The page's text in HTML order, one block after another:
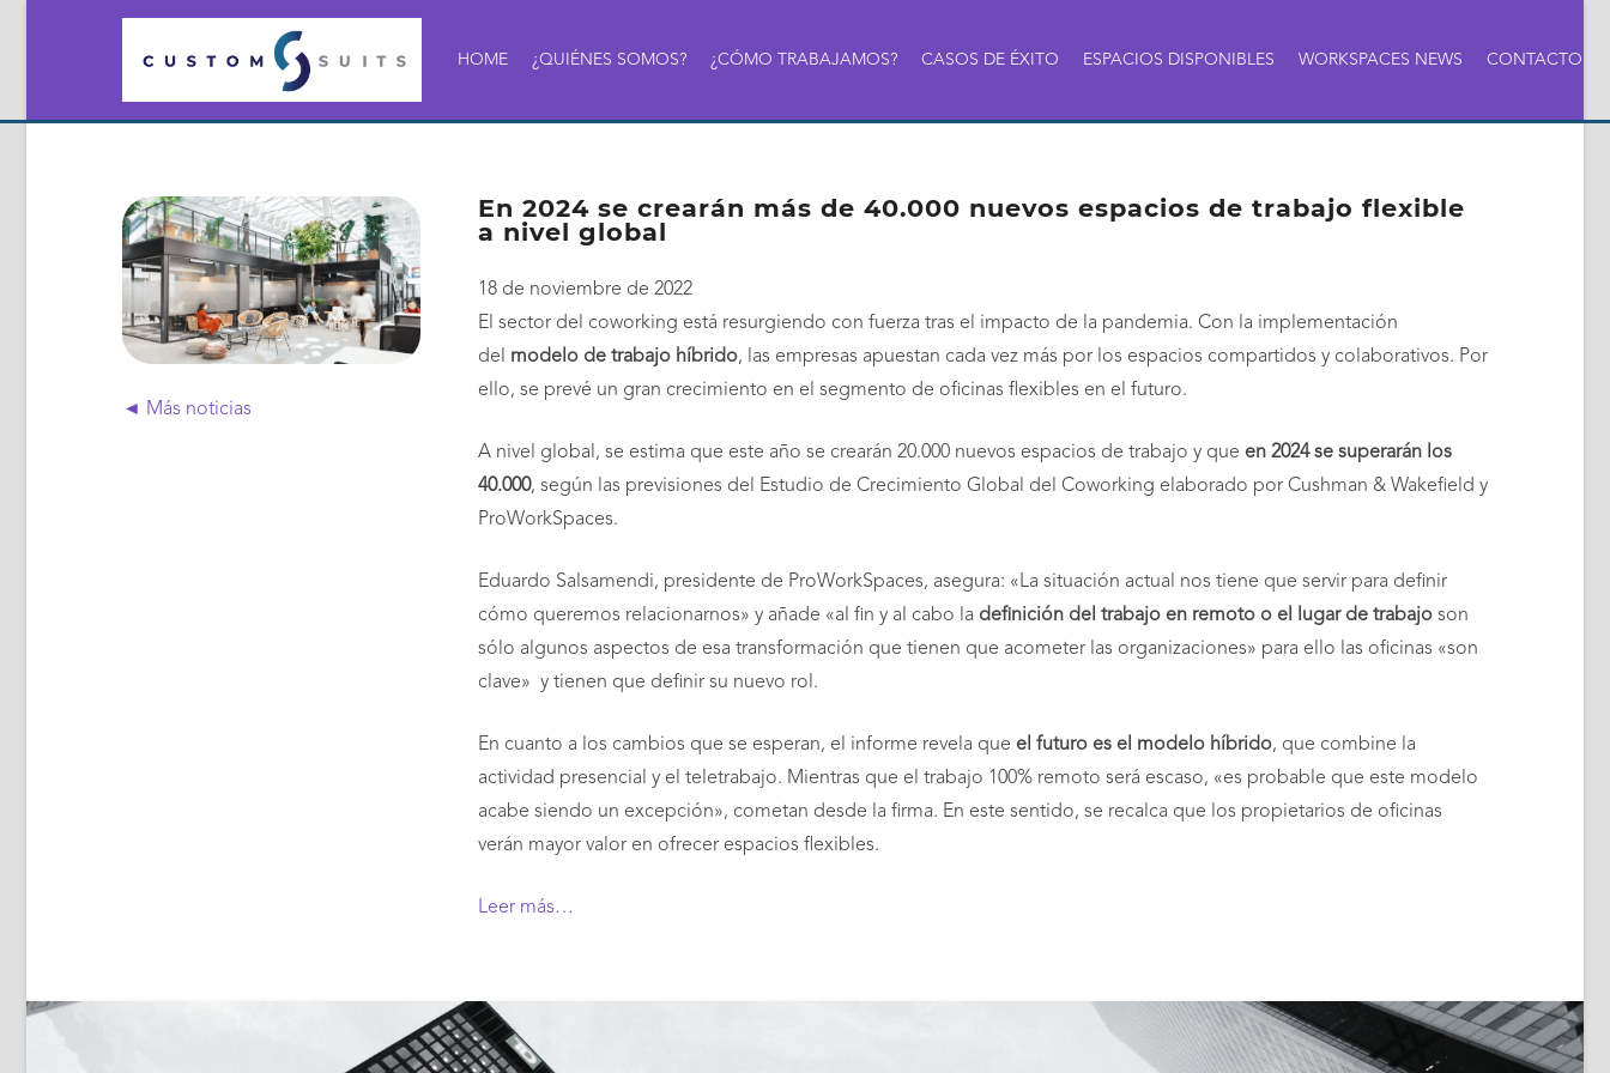
HOME ¿QUIÉNES SOMOS? ¿CÓMO TRABAJAMOS? CASOS DE ÉXITO ESPACIOS DISPONIBLES WORKSPACES NEWS CONTACTO
◄ Más noticias
En 2024 se crearán más de 40.000 nuevos espacios de trabajo flexible
a nivel global
18 de noviembre de 2022
El sector del coworking está resurgiendo con fuerza tras el impacto de la pandemia. Con la implementación
del modelo de trabajo híbrido, las empresas apuestan cada vez más por los espacios compartidos y colaborativos. Por
ello, se prevé un gran crecimiento en el segmento de oficinas flexibles en el futuro.
A nivel global, se estima que este año se crearán 20.000 nuevos espacios de trabajo y que en 2024 se superarán los
40.000, según las previsiones del Estudio de Crecimiento Global del Coworking elaborado por Cushman & Wakefield y
ProWorkSpaces.
Eduardo Salsamendi, presidente de ProWorkSpaces, asegura: «La situación actual nos tiene que servir para definir
cómo queremos relacionarnos» y añade «al fin y al cabo la definición del trabajo en remoto o el lugar de trabajo son
sólo algunos aspectos de esa transformación que tienen que acometer las organizaciones» para ello las oficinas «son
clave» y tienen que definir su nuevo rol.
En cuanto a los cambios que se esperan, el informe revela que el futuro es el modelo híbrido, que combine la
actividad presencial y el teletrabajo. Mientras que el trabajo 100% remoto será escaso, «es probable que este modelo
acabe siendo un excepción», cometan desde la firma. En este sentido, se recalca que los propietarios de oficinas
verán mayor valor en ofrecer espacios flexibles.
Leer más…